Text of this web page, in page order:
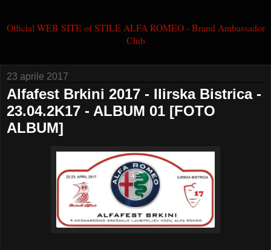
Official WEB SITE of STILE ALFA ROMEO - Brand Ambassador
Club
23 aprile 2017
Alfafest Brkini 2017 - Ilirska Bistrica -
23.04.2K17 - ALBUM 01 [FOTO
ALBUM]